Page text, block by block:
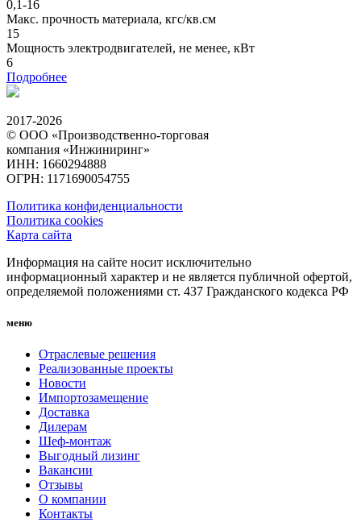
0,1-16
Макс. прочность материала, кгс/кв.см
15
Мощность электродвигателей, не менее, кВт
6
Подробнее
2017-2026
© ООО «Производственно-торговая
компания «Инжиниринг»
ИНН: 1660294888
ОГРН: 1171690054755
Политика конфиденциальности
Политика cookies
Карта сайта
Информация на сайте носит исключительно
информационный характер и не является публичной офертой,
определяемой положениями ст. 437 Гражданского кодекса РФ
меню
Отраслевые решения
Реализованные проекты
Новости
Импортозамещение
Доставка
Дилерам
Шеф-монтаж
Выгодный лизинг
Вакансии
Отзывы
О компании
Контакты